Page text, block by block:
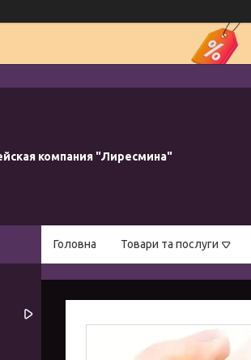
компания "Лиресмина"
Головна Товари та послуги